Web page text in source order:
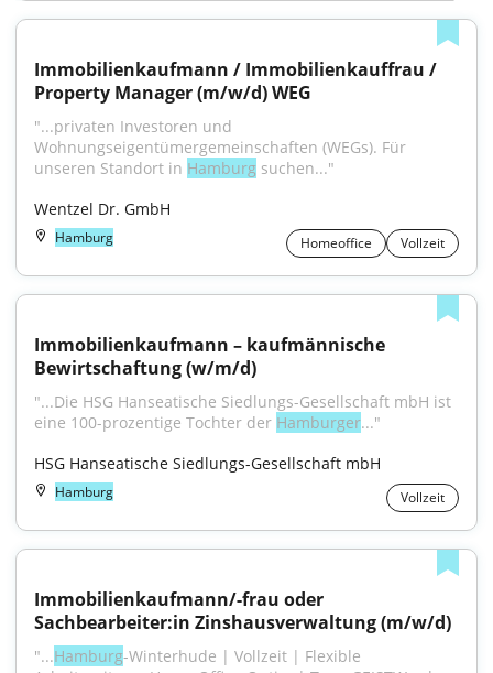
Immobilienkaufmann / Immobilienkauffrau /
Property Manager (m/w/d) WEG
"...privaten Investoren und
Wohnungseigentümergemeinschaften (WEGs). Für
unseren Standort in Hamburg suchen..."
Wentzel Dr. GmbH
Hamburg Homeoffice Vollzeit
Immobilienkaufmann – kaufmännische
Bewirtschaftung (w/m/d)
"...Die HSG Hanseatische Siedlungs-Gesellschaft mbH ist
eine 100-prozentige Tochter der Hamburger..."
HSG Hanseatische Siedlungs-Gesellschaft mbH
Hamburg Vollzeit
Immobilienkaufmann/-frau oder
Sachbearbeiter:in Zinshausverwaltung (m/w/d)
"...Hamburg-Winterhude | Vollzeit | Flexible